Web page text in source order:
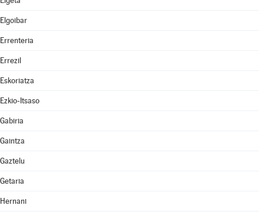
Elgoibar
Errenteria
Errezil
Eskoriatza
Ezkio-Itsaso
Gabiria
Gaintza
Gaztelu
Getaria
Hernani